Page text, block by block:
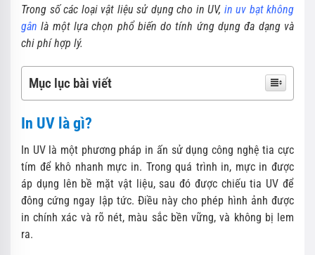
Trong số các loại vật liệu sử dụng cho in UV, in uv bạt không
gân là một lựa chọn phổ biến do tính ứng dụng đa dạng và
chi phí hợp lý.
Mục lục bài viết
In UV là gì?
In UV là một phương pháp in ấn sử dụng công nghệ tia cực
tím để khô nhanh mực in. Trong quá trình in, mực in được
áp dụng lên bề mặt vật liệu, sau đó được chiếu tia UV để
đông cứng ngay lập tức. Điều này cho phép hình ảnh được
in chính xác và rõ nét, màu sắc bền vững, và không bị lem
ra.